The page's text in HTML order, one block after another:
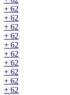
+ 62
+ 62
+ 62
+ 62
+ 62
+ 62
+ 62
+ 62
+ 62
+ 62